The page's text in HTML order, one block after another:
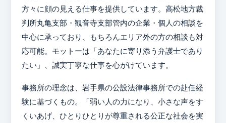
方々に顔の見える仕事を提供しています。高松地方裁
判所丸亀支部・観音寺支部管内の企業・個人の相談を
中心に承っており、もちろんエリア外の方の相談も対
応可能。モットーは「あなたに寄り添う弁護士であり
たい」、誠実丁寧な仕事を心がけています。
事務所の理念は、岩手県の公設法律事務所での赴任経
験に基づくもの。「弱い人の力になり、小さな声をす
くいあげ、ひとりひとりが尊重される公正な社会を実